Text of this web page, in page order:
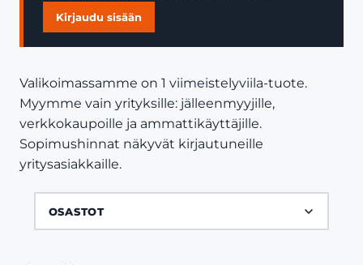
Yhteystiedot
Kirjaudu sisään
Valikoimassamme on 1 viimeistelyviila-tuote.
Myymme vain yrityksille: jälleenmyyjille,
verkkokaupoille ja ammattikäyttäjille.
Sopimushinnat näkyvät kirjautuneille
yritysasiakkaille.
OSASTOT